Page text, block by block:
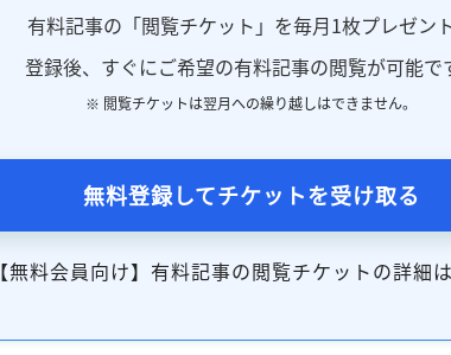
有料記事の「閲覧チケット」を毎月1枚プレゼント
登録後、すぐにご希望の有料記事の閲覧が可能で
※ 閲覧チケットは翌月への繰り越しはできません。
無料登録してチケットを受け取る
【無料会員向け】有料記事の閲覧チケットの詳細は
記事をお気に入
ログイン
ログイン